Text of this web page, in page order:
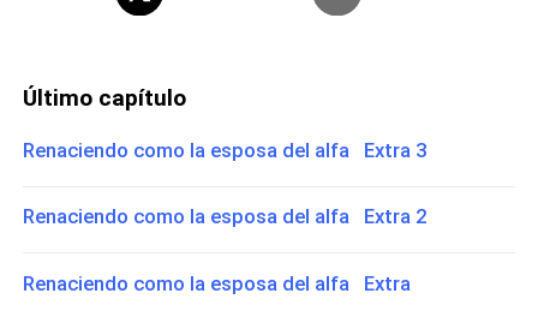
Último capítulo
Renaciendo como la esposa del alfa Extra 3
Renaciendo como la esposa del alfa Extra 2
Renaciendo como la esposa del alfa Extra